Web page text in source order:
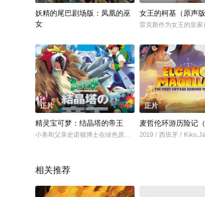
妖精的尾巴剧场版：凤凰的巫
女
女王的柯基（原声版
雷克斯作为女王的皇家
正片 1.0
精灵宝可梦：结晶塔的帝王
小美和父亲史诺顿博士在绿色原野过着相依为命的生活。
正片
麦哲伦环游历险记（
2019 / 西班牙 /
相关推荐